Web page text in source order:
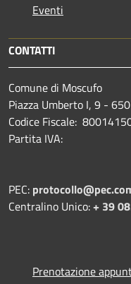
Eventi
CONTATTI
Comune di Moscufo
Piazza Umberto I, 9 -
Codice Fiscale:
Partita IVA:
PEC:
Centralino Unico:+ 39
Prenotazione